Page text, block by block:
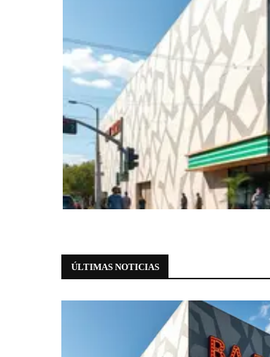
Compras e Serviços
Bar Brahma abre as portas
projeto de...
7 de agosto de 2026 0 comments
ÚLTIMAS NOTICIAS